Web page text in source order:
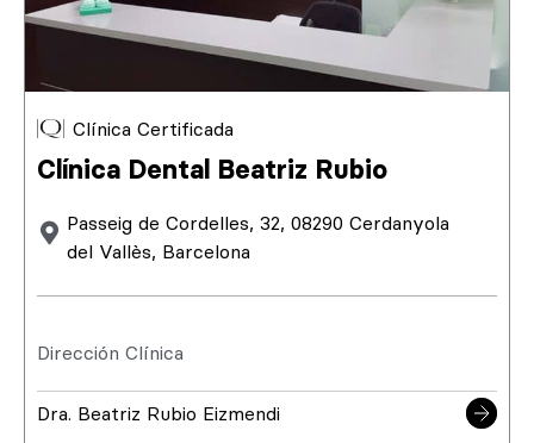
Clínica Certificada
Clínica Dental Beatriz Rubio
Passeig de Cordelles, 32, 08290 Cerdanyola
del Vallès, Barcelona
Dirección Clínica
Dra. Beatriz Rubio Eizmendi